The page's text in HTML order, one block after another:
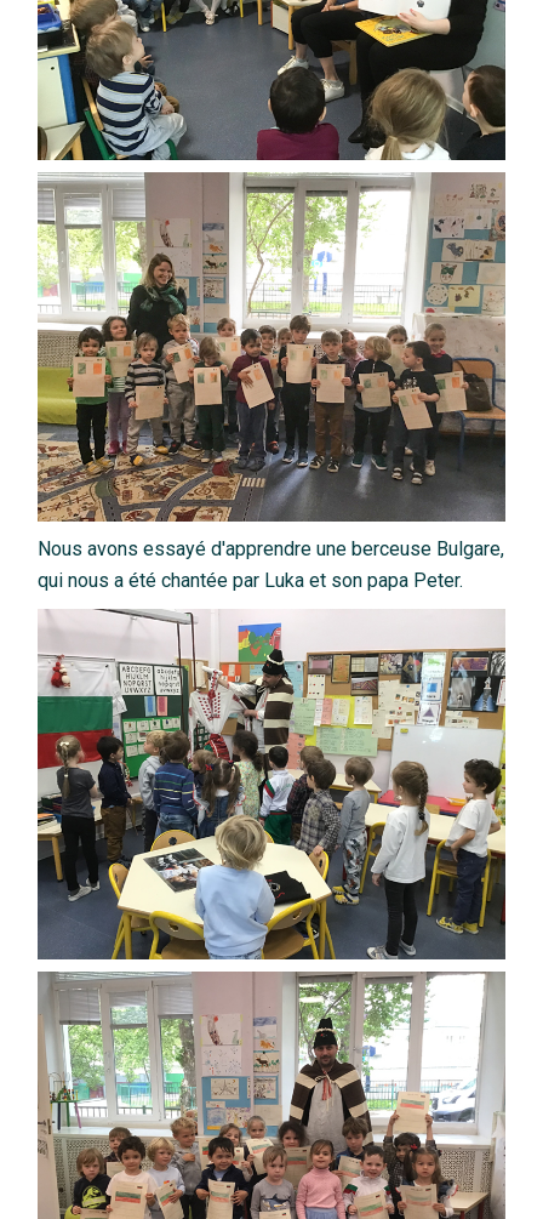
Nous avons essayé d'apprendre une berceuse Bulgare,
qui nous a été chantée par Luka et son papa Peter.